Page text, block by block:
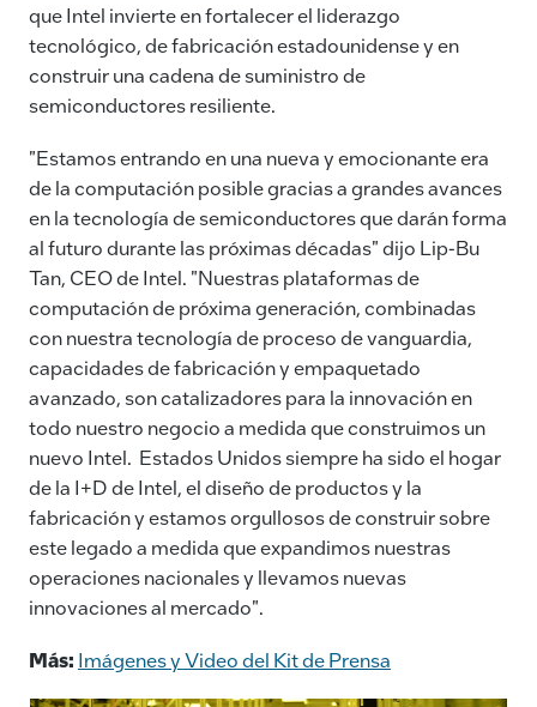
que Intel invierte en fortalecer el liderazgo
tecnológico, de fabricación estadounidense y en
construir una cadena de suministro de
semiconductores resiliente.
"Estamos entrando en una nueva y emocionante era
de la computación posible gracias a grandes avances
en la tecnología de semiconductores que darán forma
al futuro durante las próximas décadas" dijo Lip-Bu
Tan, CEO de Intel. "Nuestras plataformas de
computación de próxima generación, combinadas
con nuestra tecnología de proceso de vanguardia,
capacidades de fabricación y empaquetado
avanzado, son catalizadores para la innovación en
todo nuestro negocio a medida que construimos un
nuevo Intel. Estados Unidos siempre ha sido el hogar
de la I+D de Intel, el diseño de productos y la
fabricación y estamos orgullosos de construir sobre
este legado a medida que expandimos nuestras
operaciones nacionales y llevamos nuevas
innovaciones al mercado".
Más: Imágenes y Video del Kit de Prensa